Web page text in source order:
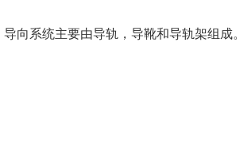
向系统主要由导轨，导靴和导轨架组成。